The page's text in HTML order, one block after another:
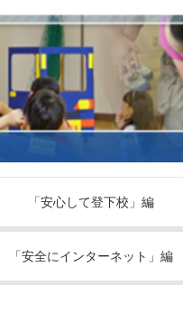
「安心して登下校」編
「安全にインターネット」編